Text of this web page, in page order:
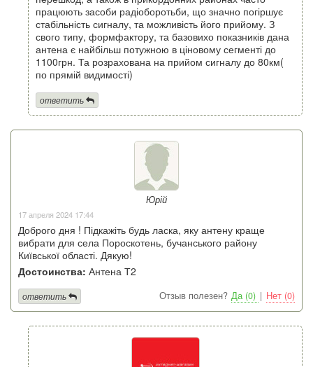
працюють засоби радіоборотьби, що значно погіршує
стабільність сигналу, та можливість його прийому. З
свого типу, формфактору, та базовихо показників дана
антена є найбільш потужною в ціновому сегменті до
1100грн. Та розрахована на прийом сигналу до 80км(
по прямій видимості)
ответить
Юрій
17 апреля 2024 17:44
Доброго дня ! Підкажіть будь ласка, яку антену краще
вибрати для села Пороскотень, бучанського району
Київської області. Дякую!
Достоинства: Антена Т2
Отзыв полезен? Да (0) | Нет (0)
ответить